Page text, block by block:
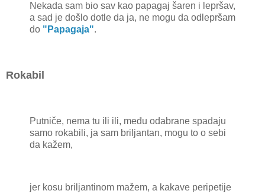
Nekada sam bio sav kao papagaj šaren i lepršav,
a sad je došlo dotle da ja, ne mogu da odlepršam
do "Papagaja".
Rokabil
Putniče, nema tu ili ili, među odabrane spadaju
samo rokabili, ja sam briljantan, mogu to o sebi
da kažem,
jer kosu briljantinom mažem, a kakave peripetije